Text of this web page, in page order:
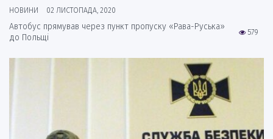
НОВИНИ 02 ЛИСТОПАДА, 2020
579
Автобус прямував через пункт пропуску «Рава-Руська»
до Польщі